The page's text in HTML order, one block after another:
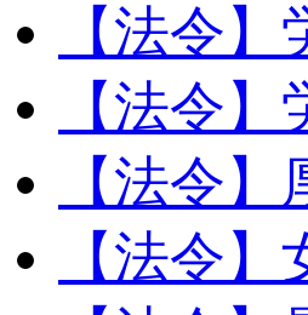
【法令
【法令
【法令
【法令